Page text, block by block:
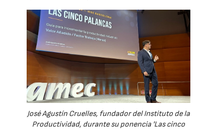
José Agustín Cruelles, fundador del Instituto de la
Productividad, durante su ponencia 'Las cinco